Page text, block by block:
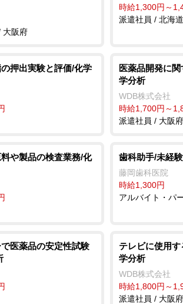
大阪府
時給1,300円～
派遣社員 / 北海道
押出実験と評価/化学
医薬品開発に
学分析
WDB株式会社
時給1,700円～
派遣社員 / 大阪府
や製品の検査業務/化
歯科助手/未経
藤岡歯科医院
時給1,300円
アルバイト・パ
医薬品の安定性試験
テレビに使用
学分析
WDB株式会社
時給1,800円～
派遣社員 / 大阪府